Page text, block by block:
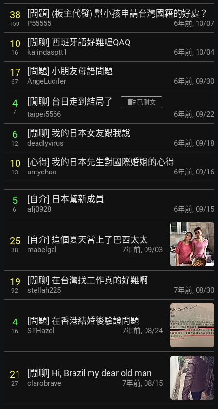
38
150
[問題] (板主代發) 幫小孩申請台灣國籍的好處？
P55555 6年前, 10/07
10
16
[閒聊] 西班牙語好難喔QAQ
kalindasptt1 6年前, 10/04
17
67
[問題] 小朋友母語問題
AngeLucifer 6年前, 09/30
4
7
[閒聊] 台日走到結局了 已刪文
taipei5566 6年前, 09/22
6
12
[閒聊] 我的日本女友跟我說
deadlyvirus 6年前, 09/18
10
13
[心得] 我的日本先生對國際婚姻的心得
antychao 6年前, 09/16
5
6
[自介] 日本幫新成員
afj0928 6年前, 09/15
25
38
[自介] 這個夏天當上了巴西太太
mabelgal 7年前, 09/03
19
92
[閒聊] 在台灣找工作真的好難啊
stellah225 7年前, 08/30
4
16
[問題] 在香港結婚後驗證問題
STHazel 7年前, 08/24
21
27
[閒聊] Hi, Brazil my dear old man
clarobrave 7年前, 08/15